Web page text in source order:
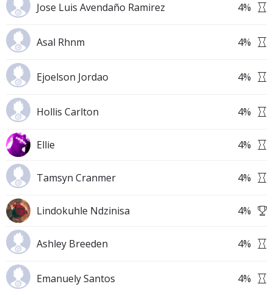
Jose Luis Avendaño Ramirez 4%
Asal Rhnm 4%
Ejoelson Jordao 4%
Hollis Carlton 4%
Ellie 4%
Tamsyn Cranmer 4%
Lindokuhle Ndzinisa 4%
Ashley Breeden 4%
Emanuely Santos 4%